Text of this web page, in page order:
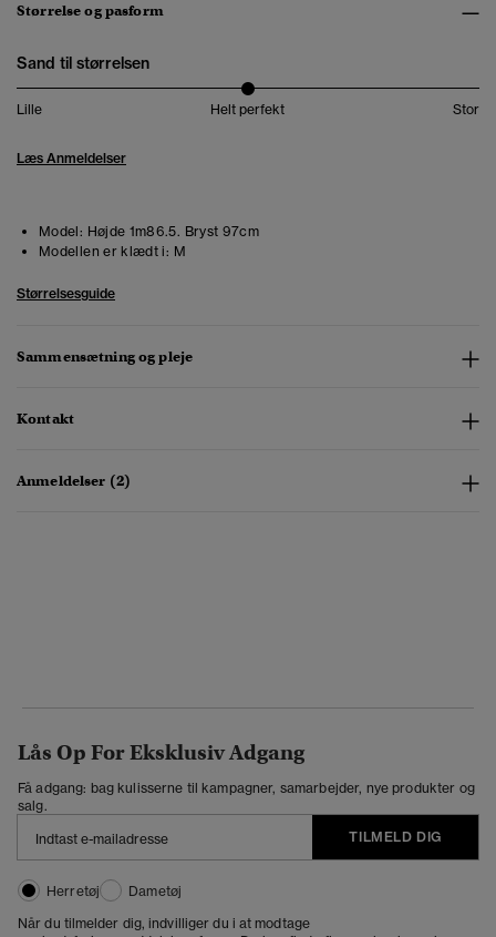
Størrelse og pasform
Sand til størrelsen
Lille Helt perfekt Stor
Læs Anmeldelser
Model: Højde 1m86.5. Bryst 97cm
Modellen er klædt i: M
Størrelsesguide
Sammensætning og pleje
Kontakt
Anmeldelser (2)
Lås Op For Eksklusiv Adgang
Få adgang: bag kulisserne til kampagner, samarbejder, nye produkter og
salg.
TILMELD DIG
Herretøj
Dametøj
Når du tilmelder dig, indvilliger du i at modtage